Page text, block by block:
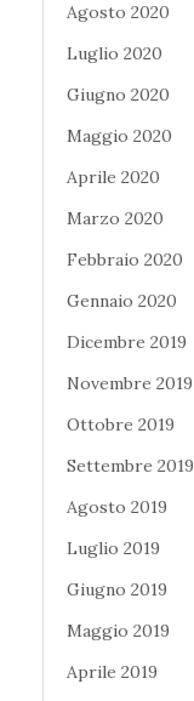
Agosto 2020
Luglio 2020
Giugno 2020
Maggio 2020
Aprile 2020
Marzo 2020
Febbraio 2020
Gennaio 2020
Dicembre 2019
Novembre 2019
Ottobre 2019
Settembre 2019
Agosto 2019
Luglio 2019
Giugno 2019
Maggio 2019
Aprile 2019